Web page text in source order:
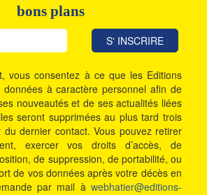
bons plans
vous consentez à ce que les Editions
à caractère personnel afin de
nouveautés et de ses actualités liées
seront supprimées au plus tard trois
dernier contact. Vous pouvez retirer
exercer vos droits d’accès, de
de suppression, de portabilité, ou
de vos données après votre décès en
par mail à webhatier@editions-